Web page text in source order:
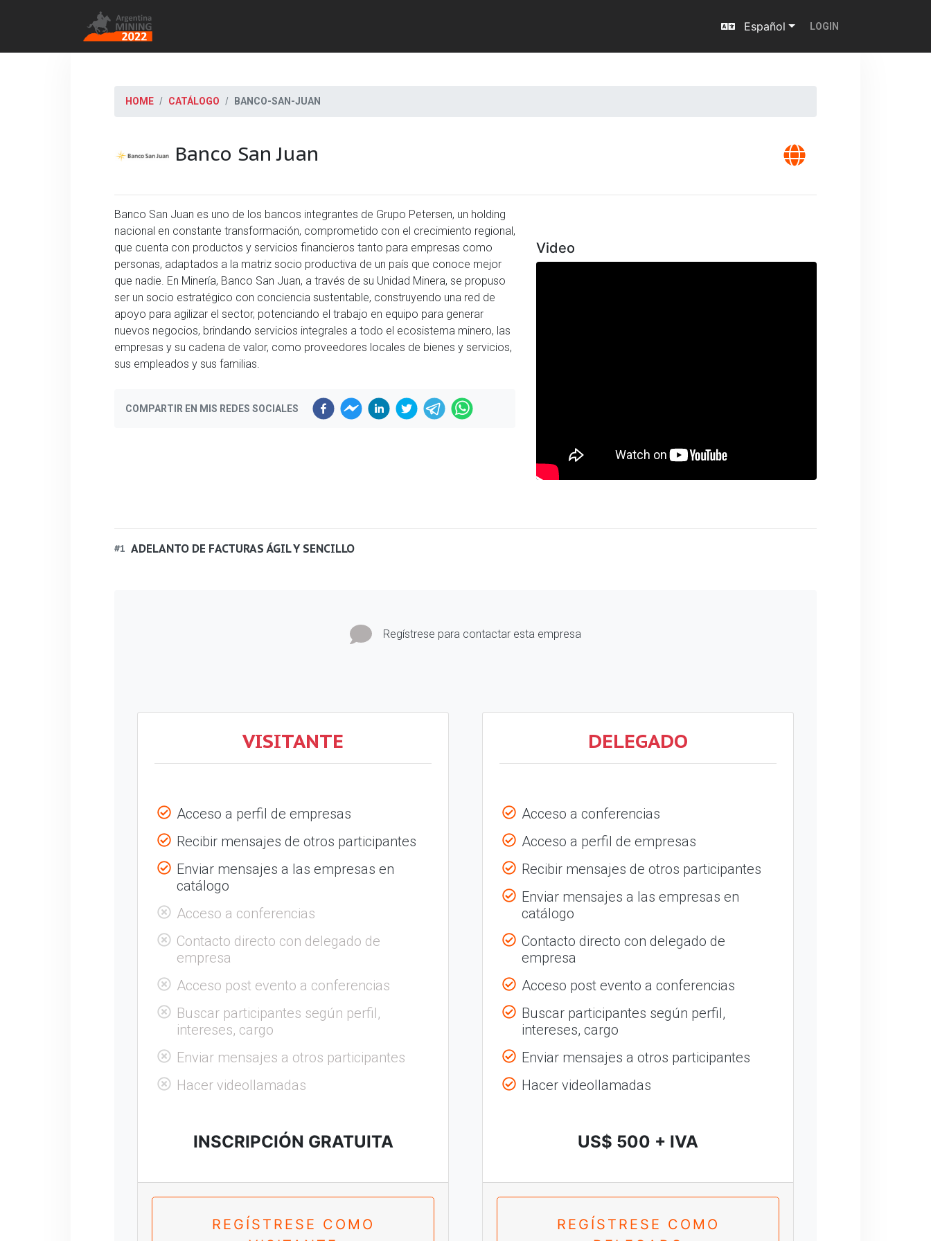
Español LOGIN
HOME CATÁLOGO BANCO-SAN-JUAN
Banco San Juan
Banco San Juan es uno de los bancos integrantes de Grupo Petersen, un holding
nacional en constante transformación, comprometido con el crecimiento regional,
que cuenta con productos y servicios financieros tanto para empresas como
personas, adaptados a la matriz socio productiva de un país que conoce mejor
que nadie. En Minería, Banco San Juan, a través de su Unidad Minera, se propuso
ser un socio estratégico con conciencia sustentable, construyendo una red de
apoyo para agilizar el sector, potenciando el trabajo en equipo para generar
nuevos negocios, brindando servicios integrales a todo el ecosistema minero, las
empresas y su cadena de valor, como proveedores locales de bienes y servicios,
sus empleados y sus familias.
COMPARTIR EN MIS REDES SOCIALES
Video
#1 ADELANTO DE FACTURAS ÁGIL Y SENCILLO
Regístrese para contactar esta empresa
VISITANTE
Acceso a perfil de empresas
Recibir mensajes de otros participantes
Enviar mensajes a las empresas en
catálogo
Acceso a conferencias
Contacto directo con delegado de
empresa
Acceso post evento a conferencias
Buscar participantes según perfil,
intereses, cargo
Enviar mensajes a otros participantes
Hacer videollamadas
INSCRIPCIÓN GRATUITA
REGÍSTRESE COMO
DELEGADO
Acceso a conferencias
Acceso a perfil de empresas
Recibir mensajes de otros participantes
Enviar mensajes a las empresas en
catálogo
Contacto directo con delegado de
empresa
Acceso post evento a conferencias
Buscar participantes según perfil,
intereses, cargo
Enviar mensajes a otros participantes
Hacer videollamadas
US$ 500 + IVA
REGÍSTRESE COMO